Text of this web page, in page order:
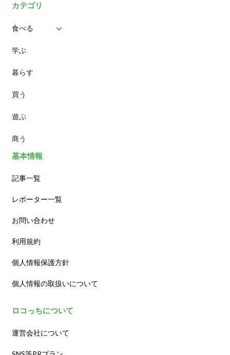
カテゴリ
食べる
パン
スイーツ
ランチ
カフェ
学ぶ
暮らす
買う
遊ぶ
商う
基本情報
記事一覧
レポーター一覧
お問い合わせ
利用規約
個人情報保護方針
個人情報の取扱いについて
ロコっちについて
運営会社について